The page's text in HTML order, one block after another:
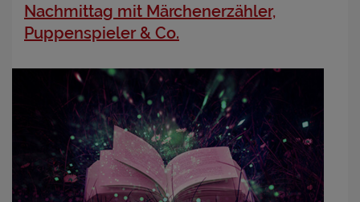
Nachmittag mit Märchenerzähler,
Puppenspieler & Co.